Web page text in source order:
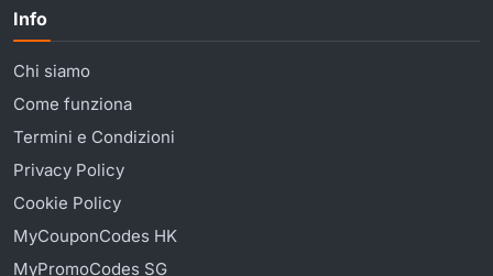
Info
Chi siamo
Come funziona
Termini e Condizioni
Privacy Policy
Cookie Policy
MyCouponCodes HK
MyPromoCodes SG